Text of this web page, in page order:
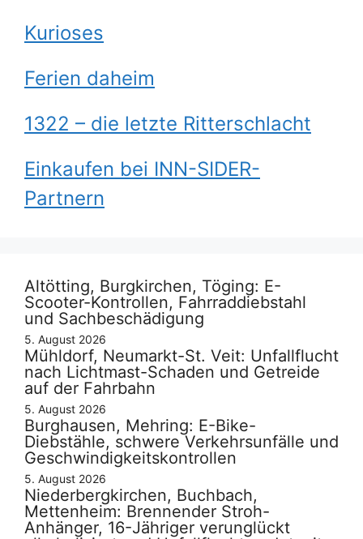
Kurioses
Ferien daheim
1322 – die letzte Ritterschlacht
Einkaufen bei INN-SIDER-
Partnern
Altötting, Burgkirchen, Töging: E-
Scooter-Kontrollen, Fahrraddiebstahl
und Sachbeschädigung
5. August 2026
Mühldorf, Neumarkt-St. Veit: Unfallflucht
nach Lichtmast-Schaden und Getreide
auf der Fahrbahn
5. August 2026
Burghausen, Mehring: E-Bike-
Diebstähle, schwere Verkehrsunfälle und
Geschwindigkeitskontrollen
5. August 2026
Niederbergkirchen, Buchbach,
Mettenheim: Brennender Stroh-
Anhänger, 16-Jähriger verunglückt